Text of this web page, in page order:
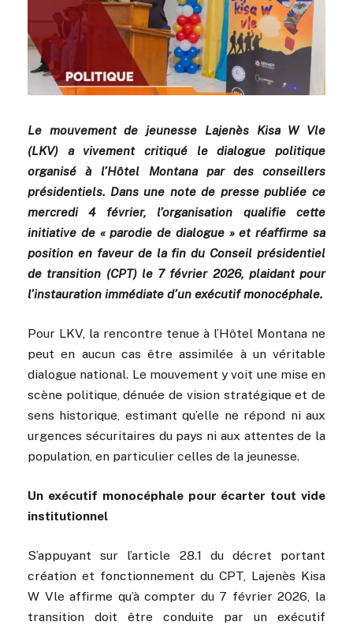
Le mouvement de jeunesse Lajenès Kisa W Vle
(LKV) a vivement critiqué le dialogue politique
organisé à l’Hôtel Montana par des conseillers
présidentiels. Dans une note de presse publiée ce
mercredi 4 février, l’organisation qualifie cette
initiative de « parodie de dialogue » et réaffirme sa
position en faveur de la fin du Conseil présidentiel
de transition (CPT) le 7 février 2026, plaidant pour
l’instauration immédiate d’un exécutif monocéphale.
Pour LKV, la rencontre tenue à l’Hôtel Montana ne
peut en aucun cas être assimilée à un véritable
dialogue national. Le mouvement y voit une mise en
scène politique, dénuée de vision stratégique et de
sens historique, estimant qu’elle ne répond ni aux
urgences sécuritaires du pays ni aux attentes de la
population, en particulier celles de la jeunesse.
Un exécutif monocéphale pour écarter tout vide
institutionnel
S’appuyant sur l’article 28.1 du décret portant
création et fonctionnement du CPT, Lajenès Kisa
W Vle affirme qu’à compter du 7 février 2026, la
transition doit être conduite par un exécutif